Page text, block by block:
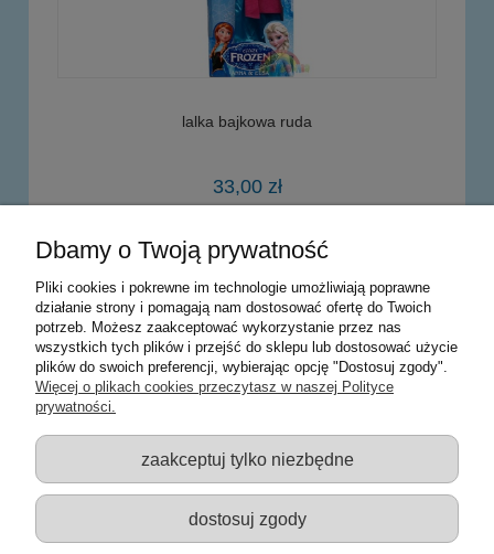
lalka bajkowa ruda
33,00 zł
do koszyka
Warunki zakupów
Moje konto
Informacje o sklepie
Sklep z zabawkami Łódź :: Hurownia zabawek :: Zabawki
edukacyjne :: Zestawy artystyczne :: Zabawki :: samochody Welly
:: Zabawkownia :: zabawki dla dzieci :: Lalki :: Klocki :: Artykuły
szkolne ::
Dbamy o Twoją prywatność
Pliki cookies i pokrewne im technologie umożliwiają poprawne
działanie strony i pomagają nam dostosować ofertę do Twoich
potrzeb. Możesz zaakceptować wykorzystanie przez nas
wszystkich tych plików i przejść do sklepu lub dostosować użycie
plików do swoich preferencji, wybierając opcję "Dostosuj zgody".
Więcej o plikach cookies przeczytasz w naszej Polityce
prywatności.
zaakceptuj tylko niezbędne
dostosuj zgody